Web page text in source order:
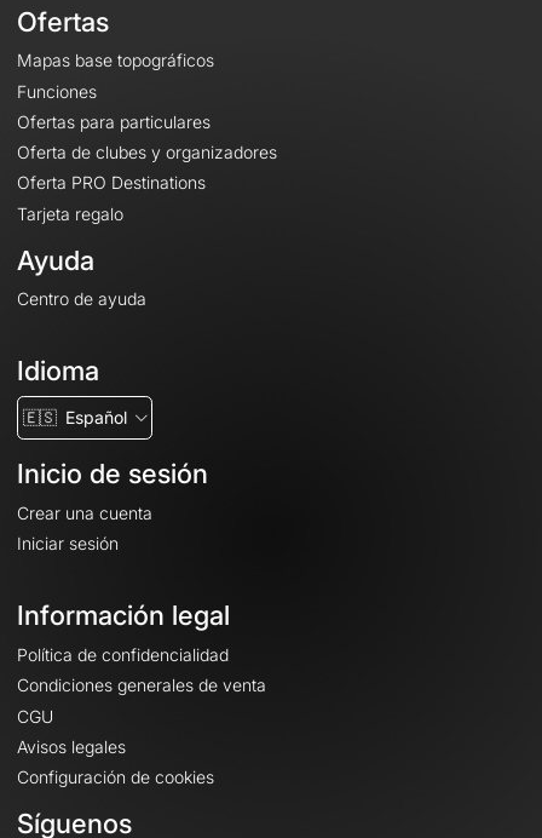
Ofertas
Mapas base topográficos
Funciones
Ofertas para particulares
Oferta de clubes y organizadores
Oferta PRO Destinations
Tarjeta regalo
Ayuda
Centro de ayuda
Idioma
🇪🇸 Español
Inicio de sesión
Crear una cuenta
Iniciar sesión
Información legal
Política de confidencialidad
Condiciones generales de venta
CGU
Avisos legales
Configuración de cookies
Síguenos